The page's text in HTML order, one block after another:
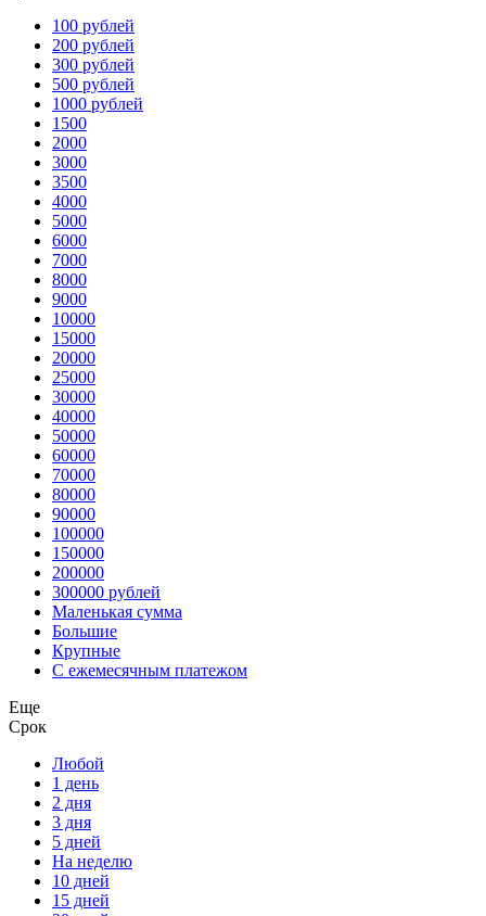
100 рублей
200 рублей
300 рублей
500 рублей
1000 рублей
1500
2000
3000
3500
4000
5000
6000
7000
8000
9000
10000
15000
20000
25000
30000
40000
50000
60000
70000
80000
90000
100000
150000
200000
300000 рублей
Маленькая сумма
Большие
Крупные
С ежемесячным платежом
Еще
Срок
Любой
1 день
2 дня
3 дня
5 дней
На неделю
10 дней
15 дней